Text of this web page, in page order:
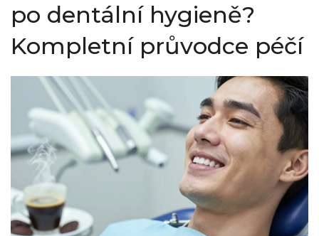
po dentální hygieně?
Kompletní průvodce péčí